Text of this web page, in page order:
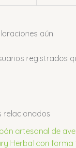
aún.
registrados
relacionados